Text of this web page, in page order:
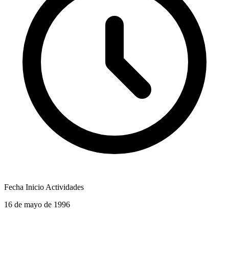
Fecha Inicio Actividades
16 de mayo de 1996